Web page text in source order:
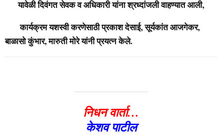
यावेळी दिवंगत सेवक व अधिकारी यांना श्रध्दांजली वाहण्यात आली,
कार्यक्रम यशस्वी करणेसाठी प्रकाश देसाई, सूर्यकांत आजगेकर,
बाळासो कुंभार, मारुती मोरे यांनी प्रयत्न केले.
निधन वार्ता…
केशव पाटील